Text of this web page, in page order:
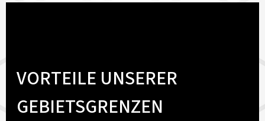
VORTEILE UNSERER
GEBIETSGRENZEN